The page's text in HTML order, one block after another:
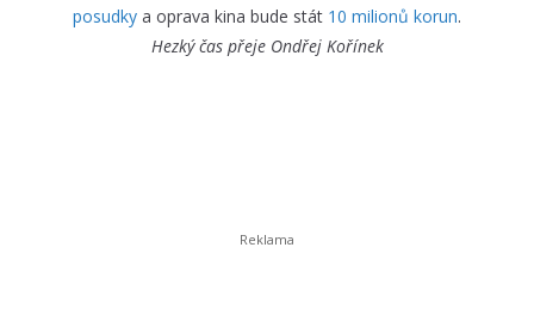
posudky a oprava kina bude stát 10 milionů korun.
Hezký čas přeje Ondřej Kořínek